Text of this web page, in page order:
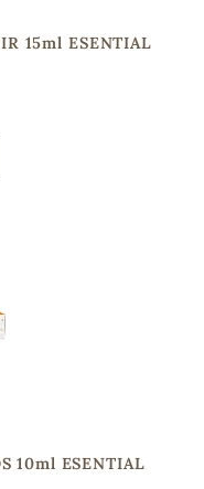
15ml ESENTIAL
10ml ESENTIAL